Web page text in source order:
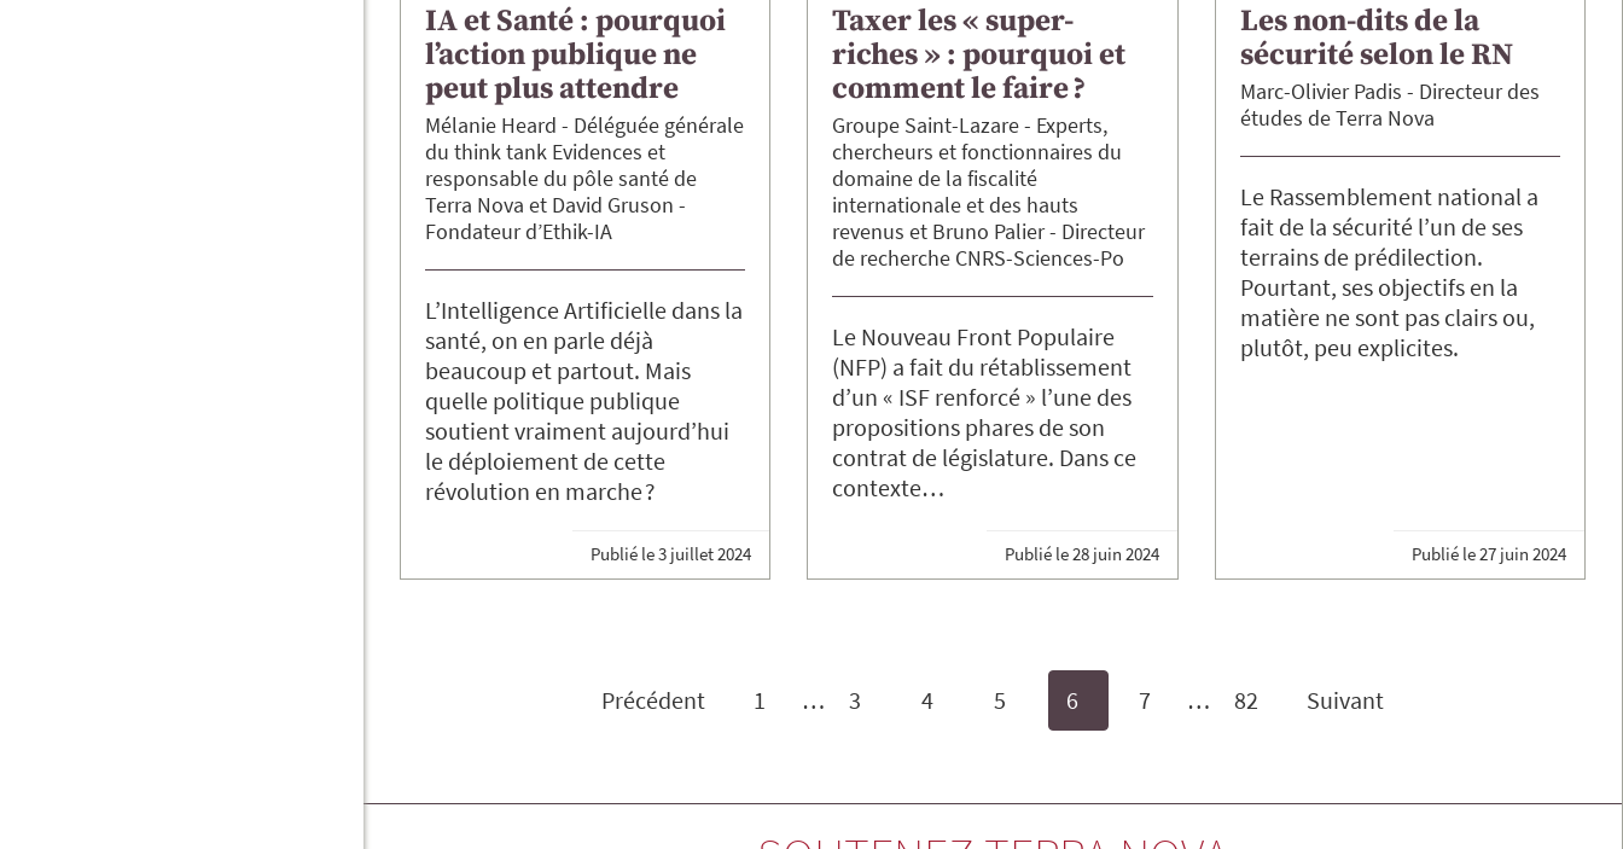
IA et Santé : pourquoi
l’action publique ne
peut plus attendre
Mélanie Heard
Déléguée générale
du think tank Evidences et
responsable du pôle santé de
Terra Nova
David Gruson
Fondateur d’Ethik-IA
L’Intelligence Artificielle dans la
santé, on en parle déjà
beaucoup et partout. Mais
quelle politique publique
soutient vraiment aujourd’hui
le déploiement de cette
révolution en marche ?
Publié le3 juillet 2024
Taxer les « super-
riches » : pourquoi et
comment le faire ?
Groupe Saint-Lazare
Experts,
chercheurs et fonctionnaires du
domaine de la fiscalité
internationale et des hauts
revenus
Bruno Palier
Directeur
de recherche CNRS-Sciences-Po
Le Nouveau Front Populaire
(NFP) a fait du rétablissement
d’un « ISF renforcé » l’une des
propositions phares de son
contrat de législature. Dans ce
contexte…
Publié le28 juin 2024
Les non-dits de la
sécurité selon le RN
Marc-Olivier Padis
Directeur des
études de Terra Nova
Le Rassemblement national a
fait de la sécurité l’un de ses
terrains de prédilection.
Pourtant, ses objectifs en la
matière ne sont pas clairs ou,
plutôt, peu explicites.
Publié le27 juin 2024
Précédent 1 … 3 4 5 6 7 … 82 Suivant